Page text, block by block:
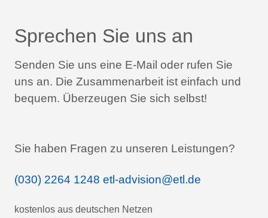
Sprechen Sie uns an
Senden Sie uns eine E-Mail oder rufen Sie
uns an. Die Zusammenarbeit ist einfach und
bequem. Überzeugen Sie sich selbst!
Sie haben Fragen zu unseren Leistungen?
(030) 2264 1248 etl-advision@etl.de
kostenlos aus deutschen Netzen